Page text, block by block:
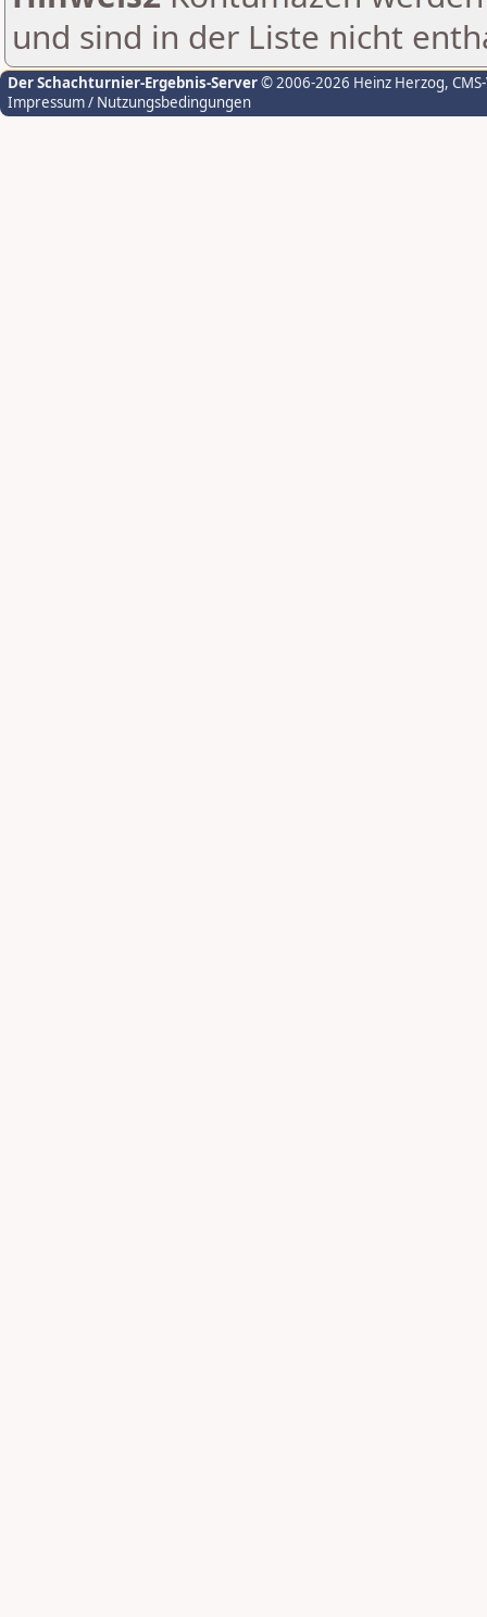
und sind in der Liste nicht
Der Schachturnier-Ergebnis-Server© 2006-2026 Heinz Herzog,
Impressum / Nutzungsbedingungen